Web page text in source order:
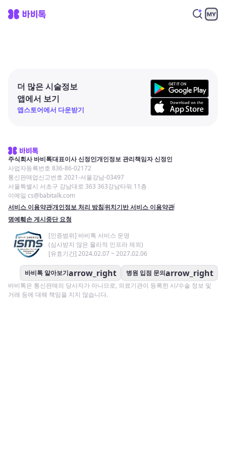
더 많은 시술정보
앱에서 보기
앱스토어에서 다운받기
주식회사 바비톡대표이사 신정인개인정보 관리책임자 신정인
사업자등록번호 836-86-02172
통신판매업신고번호 2021-서울강남-03497
서울특별시 서초구 강남대로 363 363강남타워 11층
이메일 cs@babitalk.com
서비스 이용약관개인정보 처리 방침위치기반 서비스 이용약관
명예훼손 게시중단 요청
[인증범위] 바비톡 서비스 운영
(심사받지 않은 물리적 인프라 제외)
[유효기간] 2024.02.07 ~ 2027.02.06
바비톡 알아보기arrow_right 병원 입점 문의arrow_right
바비톡은 통신판매의 당사자가 아니므로, 의료기관이 등록한 시/수술 정보 및
거래 등에 대해 책임을 지지 않습니다.